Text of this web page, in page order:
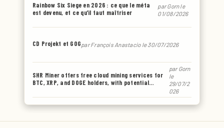
Rainbow Six Siege en 2026 : ce que le méta
est devenu, et ce qu’il faut maîtriser
parGornle
01/08/2026
CD Projekt et GOGparFrançois Anastaciole 30/07/2026
SHR Miner offers free cloud mining services for
BTC, XRP, and DOGE holders, with potential
parGorn
le
29/07/2
026